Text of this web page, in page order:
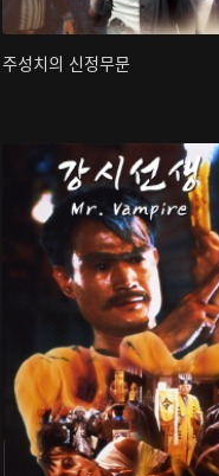
주성치의 신정무문